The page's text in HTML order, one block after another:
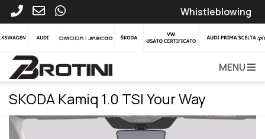
Whistleblowing
MENU
SKODA Kamiq 1.0 TSI Your Way